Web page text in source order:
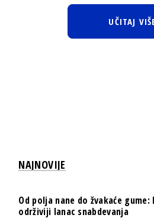
UČITAJ
NAJNOVIJE
Od polja nane do žvakaće
održiviji lanac snabdevanja